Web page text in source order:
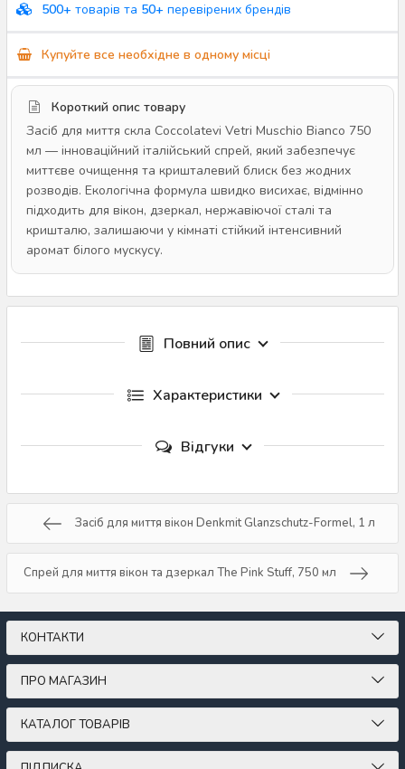
500+ товарів та 50+ перевірених брендів
Купуйте все необхідне в одному місці
Короткий опис товару
Засіб для миття скла Coccolatevi Vetri Muschio Bianco 750
мл — інноваційний італійський спрей, який забезпечує
миттєве очищення та кришталевий блиск без жодних
розводів. Екологічна формула швидко висихає, відмінно
підходить для вікон, дзеркал, нержавіючої сталі та
кришталю, залишаючи у кімнаті стійкий інтенсивний
аромат білого мускусу.
Повний опис
Характеристики
Відгуки
Засіб для миття вікон Denkmit Glanzschutz-Formel, 1 л
Спрей для миття вікон та дзеркал The Pink Stuff, 750 мл
КОНТАКТИ
ПРО МАГАЗИН
КАТАЛОГ ТОВАРІВ